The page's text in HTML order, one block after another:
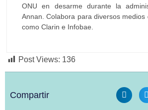
ONU en desarme durante la
Annan. Colabora para diversos medios
como Clarin e Infobae.
Post Views: 136
Compartir